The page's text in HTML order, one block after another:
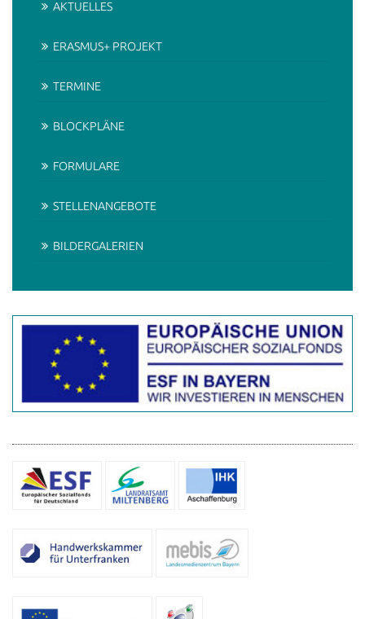
AKTUELLES
ERASMUS+ PROJEKT
TERMINE
BLOCKPLÄNE
FORMULARE
STELLENANGEBOTE
BILDERGALERIEN